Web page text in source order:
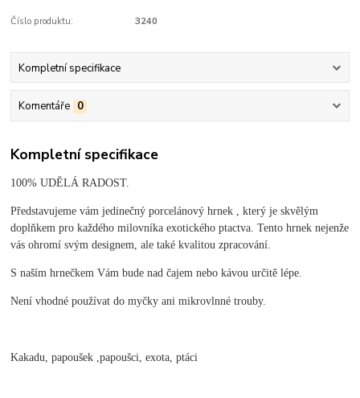
Číslo produktu: 3240
Kompletní specifikace
Komentáře 0
Kompletní specifikace
100% UDĚLÁ RADOST.
Představujeme vám jedinečný porcelánový hrnek , který je skvělým
doplňkem pro každého milovníka exotického ptactva. Tento hrnek nejenže
vás ohromí svým designem, ale také kvalitou zpracování.
S naším hrnečkem Vám bude nad čajem nebo kávou určitě lépe.
Není vhodné používat do myčky ani mikrovlnné trouby.
Kakadu, papoušek ,papoušci, exota, ptáci